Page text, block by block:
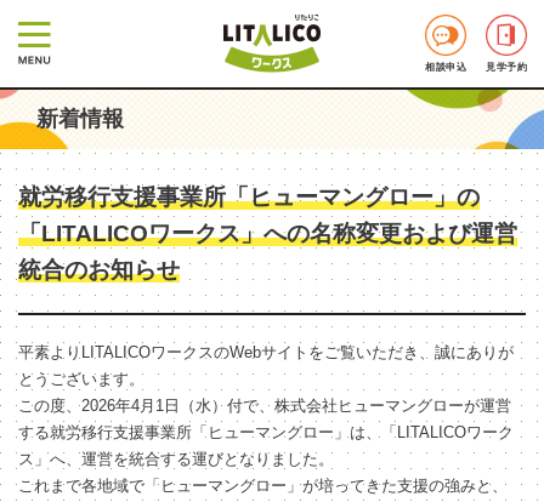
相談申込 見学予約
新着情報
就労移行支援事業所「ヒューマングロー」の
「LITALICOワークス」への名称変更および運営
統合のお知らせ
平素よりLITALICOワークスのWebサイトをご覧いただき、誠にありが
とうございます。
この度、2026年4月1日（水）付で、株式会社ヒューマングローが運営
する就労移行支援事業所「ヒューマングロー」は、「LITALICOワーク
ス」へ、運営を統合する運びとなりました。
これまで各地域で「ヒューマングロー」が培ってきた支援の強みと、